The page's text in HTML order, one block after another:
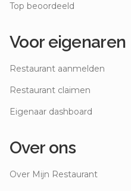
Top beoordeeld
Voor eigenaren
Restaurant aanmelden
Restaurant claimen
Eigenaar dashboard
Over ons
Over Mijn Restaurant